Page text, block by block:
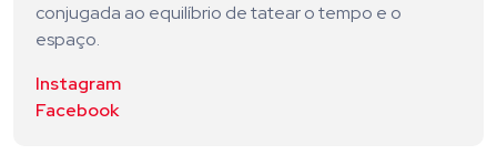
conjugada ao equilíbrio de tatear o tempo e o
espaço.
Instagram
Facebook